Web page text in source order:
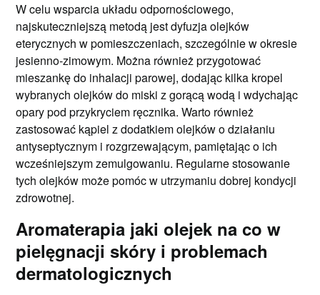
W celu wsparcia układu odpornościowego,
najskuteczniejszą metodą jest dyfuzja olejków
eterycznych w pomieszczeniach, szczególnie w okresie
jesienno-zimowym. Można również przygotować
mieszankę do inhalacji parowej, dodając kilka kropel
wybranych olejków do miski z gorącą wodą i wdychając
opary pod przykryciem ręcznika. Warto również
zastosować kąpiel z dodatkiem olejków o działaniu
antyseptycznym i rozgrzewającym, pamiętając o ich
wcześniejszym zemulgowaniu. Regularne stosowanie
tych olejków może pomóc w utrzymaniu dobrej kondycji
zdrowotnej.
Aromaterapia jaki olejek na co w
pielęgnacji skóry i problemach
dermatologicznych